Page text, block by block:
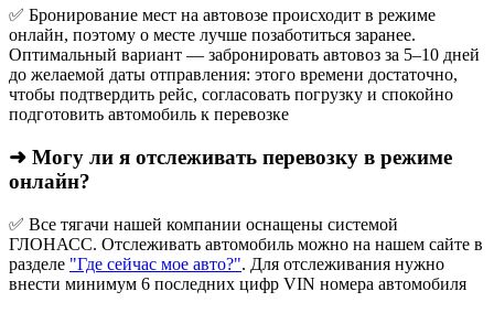
✅ Бронирование мест на автовозе происходит в режиме
онлайн, поэтому о месте лучше позаботиться заранее.
Оптимальный вариант — забронировать автовоз за 5–10 дней
до желаемой даты отправления: этого времени достаточно,
чтобы подтвердить рейс, согласовать погрузку и спокойно
подготовить автомобиль к перевозке
➜ Могу ли я отслеживать перевозку в режиме
онлайн?
✅ Все тягачи нашей компании оснащены системой
ГЛОНАСС. Отслеживать автомобиль можно на нашем сайте в
разделе "Где сейчас мое авто?". Для отслеживания нужно
внести минимум 6 последних цифр VIN номера автомобиля